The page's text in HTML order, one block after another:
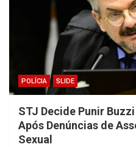
POLÍCIA SLIDE
STJ Decide Punir
Após Denúncias de
Sexual